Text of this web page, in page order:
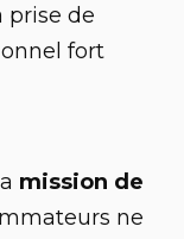
prise de
fort
mission de
ne